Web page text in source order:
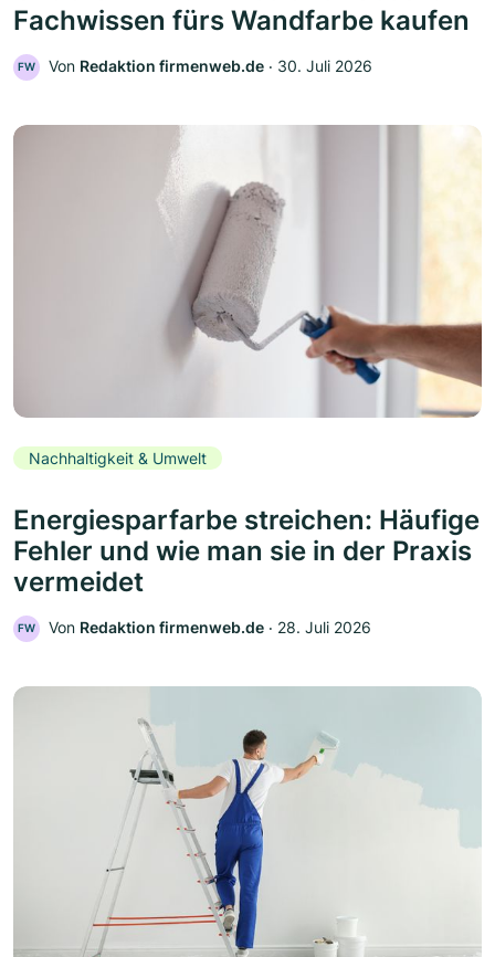
Fachwissen fürs Wandfarbe kaufen
FW Von Redaktion firmenweb.de ‧ 30. Juli 2026
Nachhaltigkeit & Umwelt
Energiesparfarbe streichen: Häufige
Fehler und wie man sie in der Praxis
vermeidet
FW Von Redaktion firmenweb.de ‧ 28. Juli 2026